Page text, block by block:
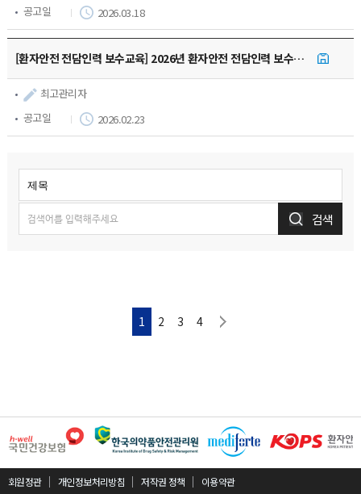
공고일
2026.03.18
[환자안전 전담인력 보수교육] 2026년 환자안전 전담인력 보수교육(기본과정)
최고관리자
공고일
2026.02.23
검색
1 2 3 4 다음페이지
회원정관 개인정보처리방침 저작권 정책 이용약관